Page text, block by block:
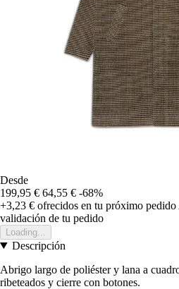
Desde
199,95 € 64,55 € -68%
+3,23 € ofrecidos en tu próximo pedido
validación de tu pedido
Loading...
Descripción
Abrigo largo de poliéster y lana a
ribeteados y cierre con botones.